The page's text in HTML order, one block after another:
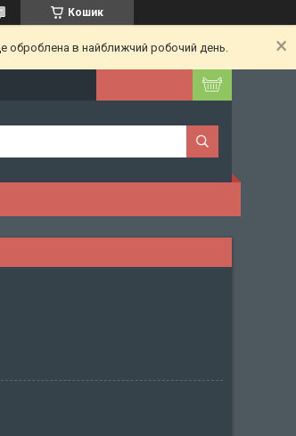
Кошик
оброблена в найближчий робочий день.